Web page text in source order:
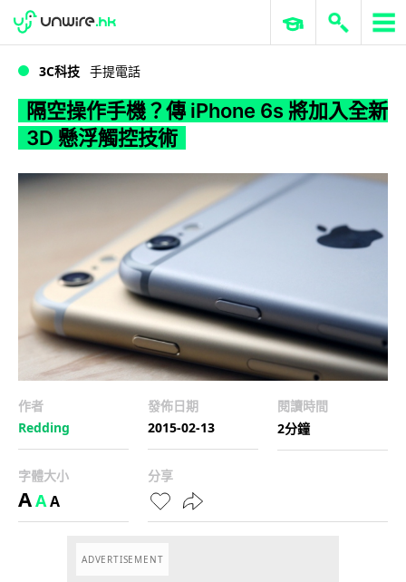
WWDC 2026 ERP 與商業 AI
3C科技 手提電話
隔空操作手機？傳 iPhone 6s 將加入全新
3D 懸浮觸控技術
作者
Redding
發佈日期
2015-02-13
閱讀時間
2分鐘
字體大小
AAA
分享
ADVERTISEMENT